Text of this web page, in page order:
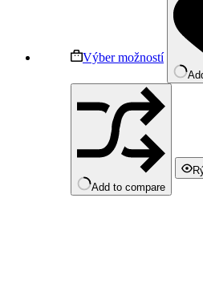
Výber možností
Add to compare